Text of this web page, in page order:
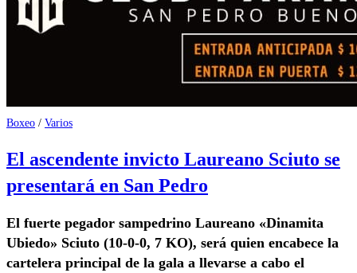
Boxeo / Varios
El ascendente invicto Laureano Sciuto se
presentará en San Pedro
El fuerte pegador sampedrino Laureano «Dinamita
Ubiedo» Sciuto (10-0-0, 7 KO), será quien encabece la
cartelera principal de la gala a llevarse a cabo el